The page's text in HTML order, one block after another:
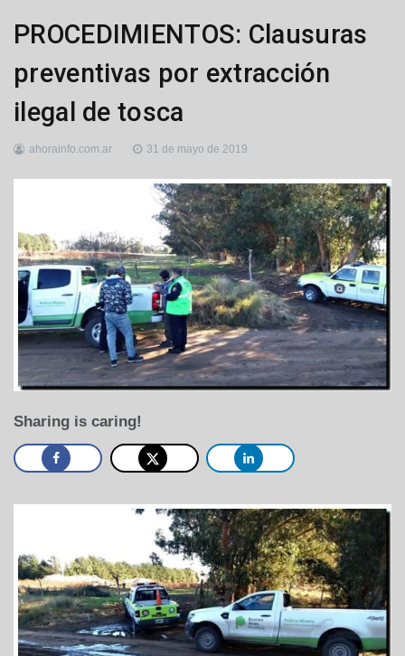
Locales
Policiales
Judiciales
PROCEDIMIENTOS: Clausuras
preventivas por extracción
ilegal de tosca
ahorainfo.com.ar 31 de mayo de 2019
Sharing is caring!